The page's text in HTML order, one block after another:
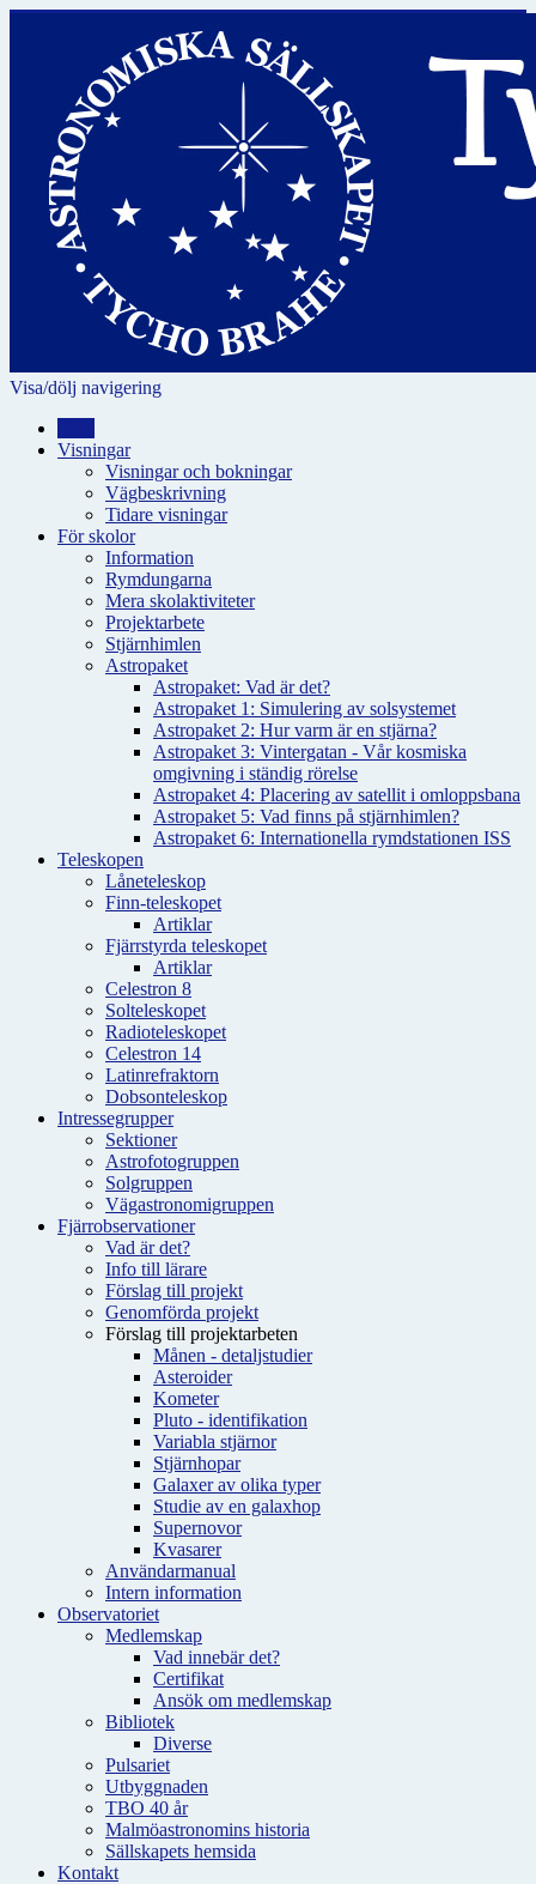
Visa/dölj navigering
Visningar
Visningar och bokningar
Vägbeskrivning
Tidare visningar
För skolor
Information
Rymdungarna
Mera skolaktiviteter
Projektarbete
Stjärnhimlen
Astropaket
Astropaket: Vad är det?
Astropaket 1: Simulering av solsystemet
Astropaket 2: Hur varm är en stjärna?
Astropaket 3: Vintergatan - Vår kosmiska
omgivning i ständig rörelse
Astropaket 4: Placering av satellit i omloppsbana
Astropaket 5: Vad finns på stjärnhimlen?
Astropaket 6: Internationella rymdstationen ISS
Teleskopen
Låneteleskop
Finn-teleskopet
Artiklar
Fjärrstyrda teleskopet
Artiklar
Celestron 8
Solteleskopet
Radioteleskopet
Celestron 14
Latinrefraktorn
Dobsonteleskop
Intressegrupper
Sektioner
Astrofotogruppen
Solgruppen
Vägastronomigruppen
Fjärrobservationer
Vad är det?
Info till lärare
Förslag till projekt
Genomförda projekt
Förslag till projektarbeten
Månen - detaljstudier
Asteroider
Kometer
Pluto - identifikation
Variabla stjärnor
Stjärnhopar
Galaxer av olika typer
Studie av en galaxhop
Supernovor
Kvasarer
Användarmanual
Intern information
Observatoriet
Medlemskap
Vad innebär det?
Certifikat
Ansök om medlemskap
Bibliotek
Diverse
Pulsariet
Utbyggnaden
TBO 40 år
Malmöastronomins historia
Sällskapets hemsida
Kontakt